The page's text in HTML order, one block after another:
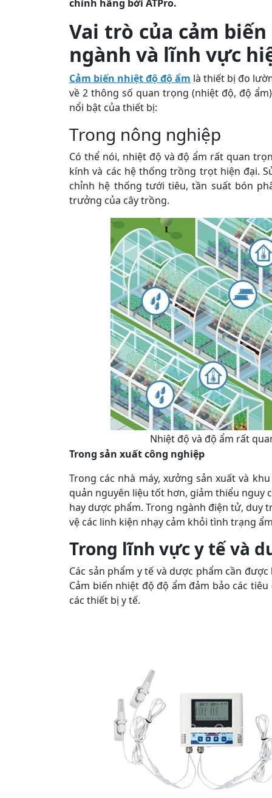
chính hãng bởi ATPro.
Vai trò của cảm
ngành và lĩnh vực
Cảm biến nhiệt độ độ ẩm là thiết bị đo
về 2 thông số quan trọng (nhiệt độ, độ
nổi bật của thiết bị:
Trong nông nghiệp
Có thể nói, nhiệt độ và độ ẩm rất quan
kính và các hệ thống trồng trọt hiện đại.
chỉnh hệ thống tưới tiêu, tần suất bón
trưởng của cây trồng.
Nhiệt độ và độ ẩm rất
Trong sản xuất công nghiệp
Trong các nhà máy, xưởng sản xuất và
quản nguyên liệu tốt hơn, giảm thiểu nguy
hay dược phẩm. Trong ngành điện tử,
vệ các linh kiện nhạy cảm khỏi tình trạng
Trong lĩnh vực y tế và
Các sản phẩm y tế và dược phẩm cần
Cảm biến nhiệt độ độ ẩm đảm bảo các
các thiết bị y tế.